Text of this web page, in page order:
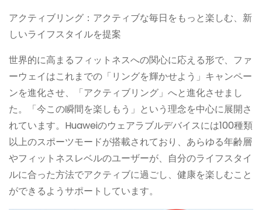
アクティブリング：アクティブな毎日をもっと楽しむ、新
しいライフスタイルを提案
世界的に高まるフィットネスへの関心に応える形で、ファ
ーウェイはこれまでの「リングを輝かせよう」キャンペー
ンを進化させ、「アクティブリング」へと進化させまし
た。「今この瞬間を楽しもう」という理念を中心に展開さ
れています。Huaweiのウェアラブルデバイスには100種類
以上のスポーツモードが搭載されており、あらゆる年齢層
やフィットネスレベルのユーザーが、自分のライフスタイ
ルに合った方法でアクティブに過ごし、健康を楽しむこと
ができるようサポートしています。